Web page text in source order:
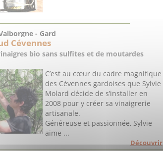
- Gard
Cévennes
bio sans sulfites et de moutardes
C’est au cœur du cadre magnifique
des Cévennes gardoises que Sylvie
Molard décide de s’installer en
2008 pour y créer sa vinaigrerie
artisanale.
Généreuse et passionnée, Sylvie
aime ...
Découvrir